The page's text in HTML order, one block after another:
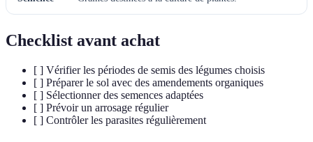
Checklist avant achat
[ ] Vérifier les périodes de semis des légumes choisis
[ ] Préparer le sol avec des amendements organiques
[ ] Sélectionner des semences adaptées
[ ] Prévoir un arrosage régulier
[ ] Contrôler les parasites régulièrement